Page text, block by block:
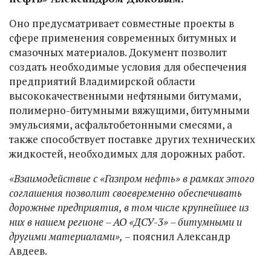
Оно предусматривает совместные проекты в
сфере применения современных битумных и
смазочных материалов. Документ позволит
создать необходимые условия для обеспечения
предприятий Владимирской области
высококачественными нефтяными битумами,
полимерно-битумными вяжущими, битумными
эмульсиями, асфальтобетонными смесями, а
также способствует поставке других технических
жидкостей, необходимых для дорожных работ.
«Взаимодействие с «Газпром нефть» в рамках этого
соглашения позволит своевременно обеспечивать
дорожные предприятия, в том числе крупнейшее из
них в нашем регионе – АО «ДСУ-3» – битумными и
другими материалами», – пояснил Александр
Авдеев.